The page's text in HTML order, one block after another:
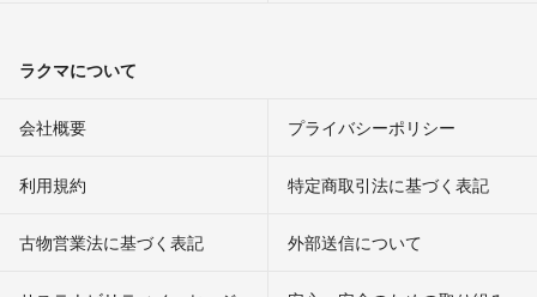
ラクマについて
会社概要 プライバシーポリシー
利用規約 特定商取引法に基づく表記
古物営業法に基づく表記 外部送信について